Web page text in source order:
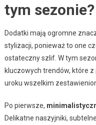
tym sezonie?
Dodatki mają ogromne
stylizacji, ponieważ to one
ostateczny szlif. W tym
kluczowych trendów, które
uroku wszelkim
Po pierwsze,
Delikatne naszyjniki,